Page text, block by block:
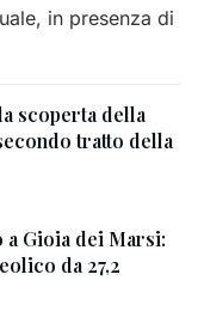
in presenza di
scoperta della
tratto della
a Gioia dei Marsi:
da 27,2